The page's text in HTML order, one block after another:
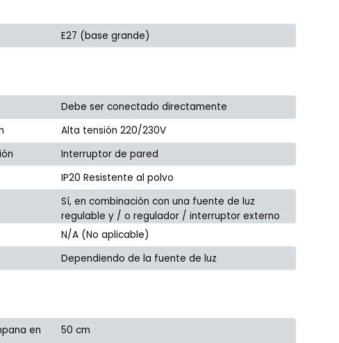
E27 (base grande)
Debe ser conectado directamente
Alta tensión 220/230V
Interruptor de pared
IP20 Resistente al polvo
Sí, en combinación con una fuente de luz
regulable y / o regulador / interruptor externo
N/A (No aplicable)
Dependiendo de la fuente de luz
en
50 cm